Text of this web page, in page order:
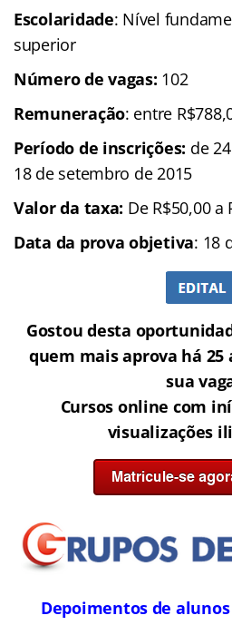
Escolaridade: Nível
superior
Número de vagas: 102
Remuneração: entre
Período de inscrições: de
18 de setembro de 2015
Valor da taxa: De R$50,00 a
Data da prova objetiva: 18
Gostou desta
quem mais aprova há 25
sua
Cursos online com
visualizações
Depoimentos de